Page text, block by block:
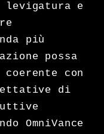
levigatura e
più
possa
con
di
OmniVance